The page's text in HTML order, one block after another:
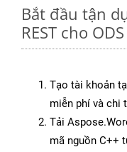
Bắt đầu tận
REST cho
Tạo tài khoản
miễn phí và chi
Tải
mã nguồn C++